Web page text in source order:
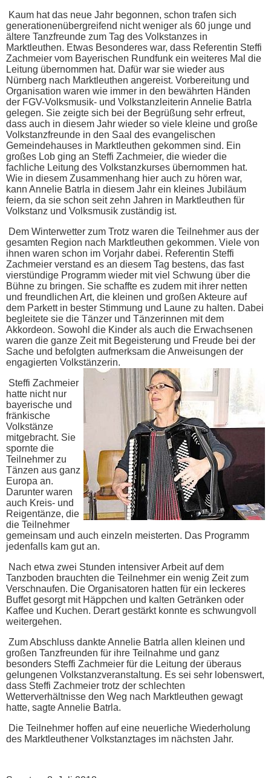
Kaum hat das neue Jahr begonnen, schon trafen sich
generationenübergreifend nicht weniger als 60 junge und
ältere Tanzfreunde zum Tag des Volkstanzes in
Marktleuthen. Etwas Besonderes war, dass Referentin Steffi
Zachmeier vom Bayerischen Rundfunk ein weiteres Mal die
Leitung übernommen hat. Dafür war sie wieder aus
Nürnberg nach Marktleuthen angereist. Vorbereitung und
Organisation waren wie immer in den bewährten Händen
der FGV-Volksmusik- und Volkstanzleiterin Annelie Batrla
gelegen. Sie zeigte sich bei der Begrüßung sehr erfreut,
dass auch in diesem Jahr wieder so viele kleine und große
Volkstanzfreunde in den Saal des evangelischen
Gemeindehauses in Marktleuthen gekommen sind. Ein
großes Lob ging an Steffi Zachmeier, die wieder die
fachliche Leitung des Volkstanzkurses übernommen hat.
Wie in diesem Zusammenhang hier auch zu hören war,
kann Annelie Batrla in diesem Jahr ein kleines Jubiläum
feiern, da sie schon seit zehn Jahren in Marktleuthen für
Volkstanz und Volksmusik zuständig ist.
Dem Winterwetter zum Trotz waren die Teilnehmer aus der
gesamten Region nach Marktleuthen gekommen. Viele von
ihnen waren schon im Vorjahr dabei. Referentin Steffi
Zachmeier verstand es an diesem Tag bestens, das fast
vierstündige Programm wieder mit viel Schwung über die
Bühne zu bringen. Sie schaffte es zudem mit ihrer netten
und freundlichen Art, die kleinen und großen Akteure auf
dem Parkett in bester Stimmung und Laune zu halten. Dabei
begleitete sie die Tänzer und Tänzerinnen mit dem
Akkordeon. Sowohl die Kinder als auch die Erwachsenen
waren die ganze Zeit mit Begeisterung und Freude bei der
Sache und befolgten aufmerksam die Anweisungen der
engagierten Volkstänzerin.
Steffi Zachmeier
hatte nicht nur
bayerische und
fränkische
Volkstänze
mitgebracht. Sie
spornte die
Teilnehmer zu
Tänzen aus ganz
Europa an.
Darunter waren
auch Kreis- und
Reigentänze, die
die Teilnehmer
gemeinsam und auch einzeln meisterten. Das Programm
jedenfalls kam gut an.
Nach etwa zwei Stunden intensiver Arbeit auf dem
Tanzboden brauchten die Teilnehmer ein wenig Zeit zum
Verschnaufen. Die Organisatoren hatten für ein leckeres
Buffet gesorgt mit Häppchen und kalten Getränken oder
Kaffee und Kuchen. Derart gestärkt konnte es schwungvoll
weitergehen.
Zum Abschluss dankte Annelie Batrla allen kleinen und
großen Tanzfreunden für ihre Teilnahme und ganz
besonders Steffi Zachmeier für die Leitung der überaus
gelungenen Volkstanzveranstaltung. Es sei sehr lobenswert,
dass Steffi Zachmeier trotz der schlechten
Wetterverhältnisse den Weg nach Marktleuthen gewagt
hatte, sagte Annelie Batrla.
Die Teilnehmer hoffen auf eine neuerliche Wiederholung
des Marktleuthener Volkstanztages im nächsten Jahr.